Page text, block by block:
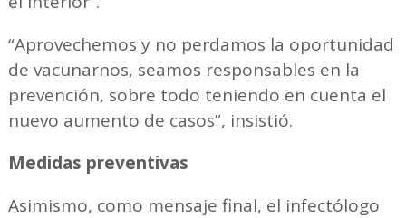
“Aprovechemos y no perdamos la oportunidad
de vacunarnos, seamos responsables en la
prevención, sobre todo teniendo en cuenta el
nuevo aumento de casos”, insistió.
Medidas preventivas
Asimismo, como mensaje final, el infectólogo